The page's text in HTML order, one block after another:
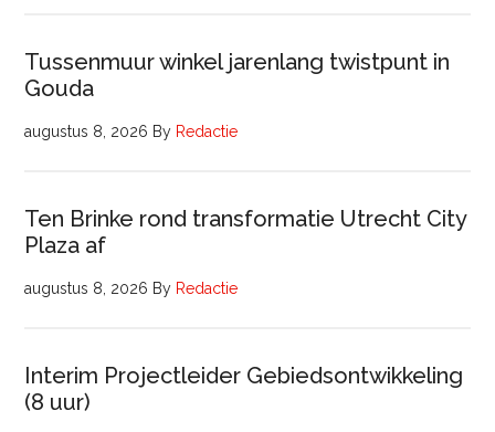
Tussenmuur winkel jarenlang twistpunt in
Gouda
augustus 8, 2026 By Redactie
Ten Brinke rond transformatie Utrecht City
Plaza af
augustus 8, 2026 By Redactie
Interim Projectleider Gebiedsontwikkeling
(8 uur)